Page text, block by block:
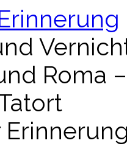
Roma